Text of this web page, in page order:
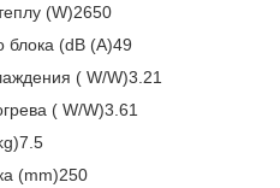
(W)2650
блока (dB (A)49
( W/W)3.21
( W/W)3.61
(mm)250